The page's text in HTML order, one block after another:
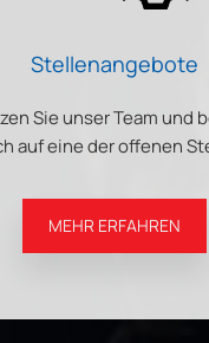
Stellenangebote
Sie unser Team und
auf eine der offenen
MEHR ERFAHREN